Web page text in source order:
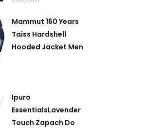
Mammut 160 Years
Taiss Hardshell
Hooded Jacket Men
Ipuro
EssentialsLavender
Touch Zapach Do